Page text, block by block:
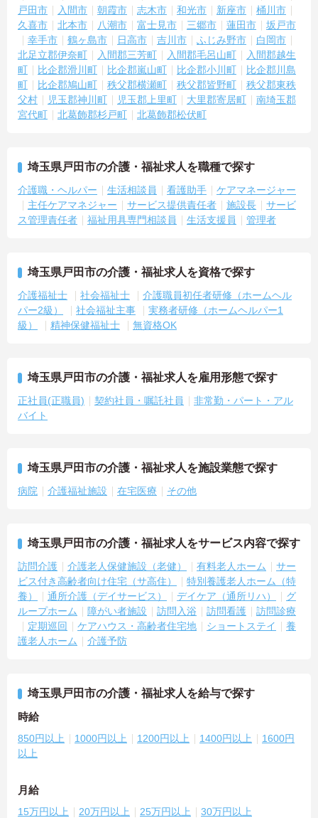
る環境です】
・残業は少なく、年間17日のリフレッシュ休暇も取得できること
で、心身の疲労をしっかり回復できます。
・定年65歳以降も再雇用制度で70歳まで勤務可能であり、退職金制
度も備わって無理なく長く続けられます。
【一人ひとりの個性や希望を尊重し、自分らしくキャリアを描ける
職場です】
・時短勤務からフルタイム、さらには管理者へのステップアップま
戸田市
入間市 朝霞市 志木市 和光市 新座市
桶川市
久喜市
北本市 八潮市 富士見市 三郷市 蓮田市
坂戸市
幸手市
鶴ヶ島市 日高市 吉川市 ふじみ野市
白岡市
北足立郡伊奈町
入間郡三芳町 入間郡毛呂山町
入間郡越生
町
比企郡滑川町 比企郡嵐山町 比企郡小川町
比企郡川島
町
比企郡鳩山町 秩父郡横瀬町 秩父郡皆野町
秩父郡東秩
父村
児玉郡神川町 児玉郡上里町 大里郡寄居町
南埼玉郡
宮代町
北葛飾郡杉戸町 北葛飾郡松伏町
埼玉県戸田市の介護・福祉求人を職種で探す
介護職・ヘルパー 生活相談員 看護助手
ケアマネージャー
主任ケアマネジャー
サービス提供責任者 施設長
サービ
ス管理責任者
福祉用具専門相談員 生活支援員 管理者
埼玉県戸田市の介護・福祉求人を資格で探す
介護福祉士 社会福祉士
介護職員初任者研修（ホームヘル
パー2級）
社会福祉主事
実務者研修（ホームヘルパー1
級）
精神保健福祉士 無資格OK
埼玉県戸田市の介護・福祉求人を雇用形態で探す
正社員(正職員) 契約社員・嘱託社員
非常勤・パート・アル
バイト
埼玉県戸田市の介護・福祉求人を施設業態で探す
病院 介護福祉施設 在宅医療 その他
埼玉県戸田市の介護・福祉求人をサービス内容で探す
訪問介護 介護老人保健施設（老健） 有料老人ホーム
サー
ビス付き高齢者向け住宅（サ高住）
特別養護老人ホーム（特
養）
通所介護（デイサービス） デイケア（通所リハ）
グ
ループホーム
障がい者施設 訪問入浴 訪問看護
訪問診療
定期巡回
ケアハウス・高齢者住宅地 ショートステイ
養
護老人ホーム
介護予防
埼玉県戸田市の介護・福祉求人を給与で探す
時給
850円以上 1000円以上 1200円以上 1400円以上
1600円
以上
月給
15万円以上 20万円以上 25万円以上 30万円以上